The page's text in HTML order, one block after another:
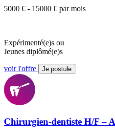
5000 € - 15000 € par mois
Expérimenté(e)s ou
Jeunes diplômé(e)s
voir l'offre Je postule
Chirurgien-dentiste H/F –